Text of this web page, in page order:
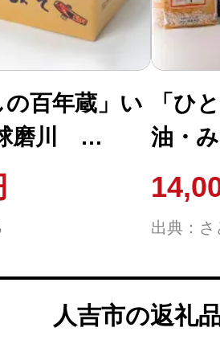
の百年蔵」い
磨川
プ
「ひ
油・
ト(計
出典：さ
人吉市の返礼